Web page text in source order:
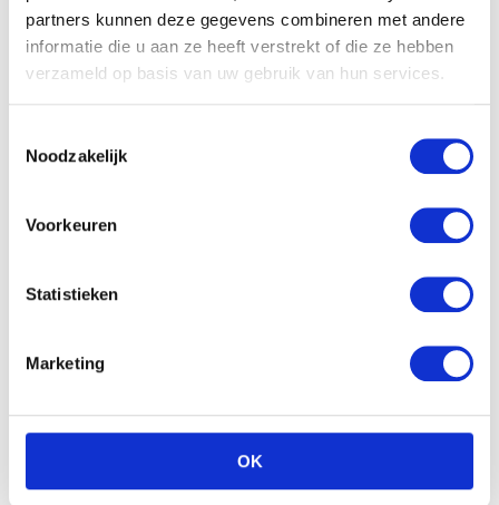
partners kunnen deze gegevens combineren met andere
informatie die u aan ze heeft verstrekt of die ze hebben
verzameld op basis van uw gebruik van hun services.
Noodzakelijk
Voorkeuren
Statistieken
Marketing
OK
Gerelateerde producten
wortel, bloemkool en rijst
Rijstebloem Naturel 2